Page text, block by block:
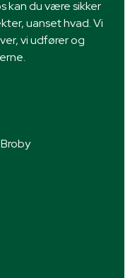
kan du være sikker
uanset hvad. Vi
vi udfører og